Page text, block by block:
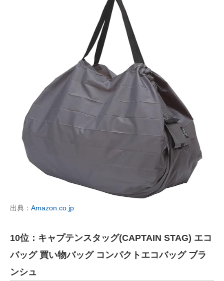
出典： Amazon.co.jp
10位：キャプテンスタッグ(CAPTAIN STAG) エコ
バッグ 買い物バッグ コンパクトエコバッグ ブラ
ンシュ